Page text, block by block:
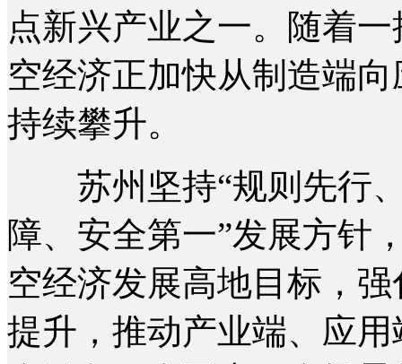
点新兴产业之一。随着
空经济正加快从制造端
持续攀升。
苏州坚持“规则先行、
障、安全第一”发展方针
空经济发展高地目标，
提升，推动产业端、应